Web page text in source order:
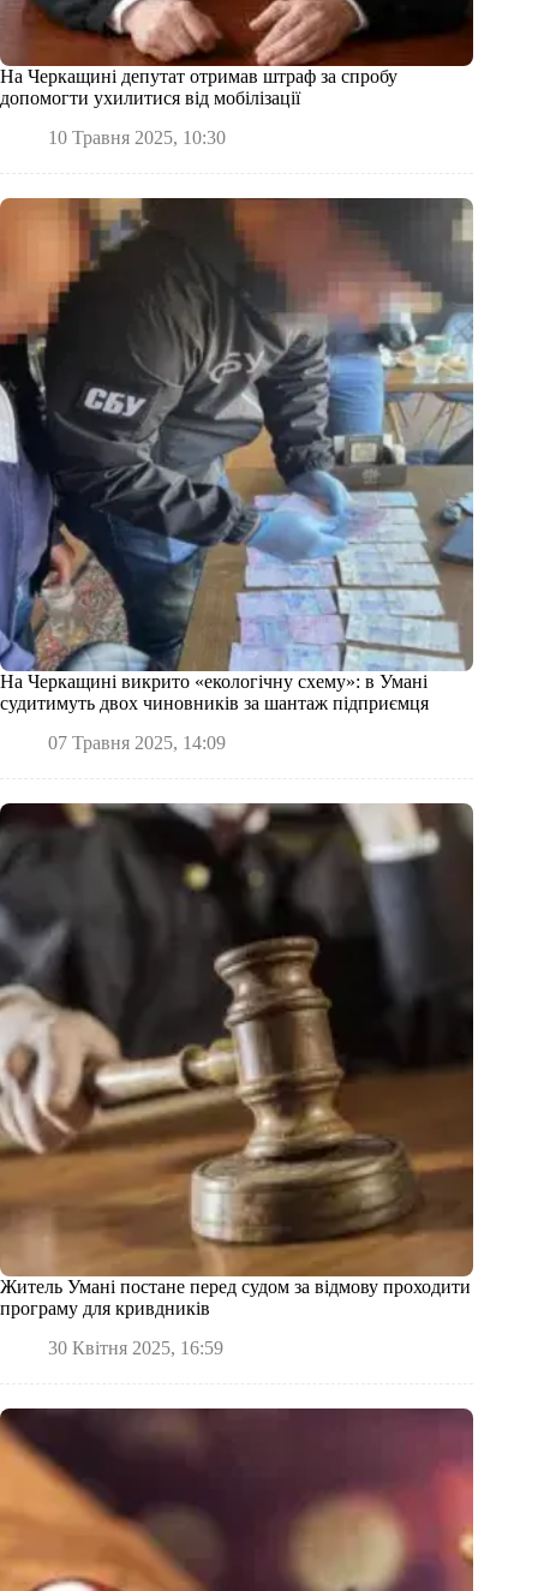
На Черкащині депутат отримав штраф за спробу
допомогти ухилитися від мобілізації
10 Травня 2025, 10:30
На Черкащині викрито «екологічну схему»: в Умані
судитимуть двох чиновників за шантаж підприємця
07 Травня 2025, 14:09
Житель Умані постане перед судом за відмову проходити
програму для кривдників
30 Квітня 2025, 16:59